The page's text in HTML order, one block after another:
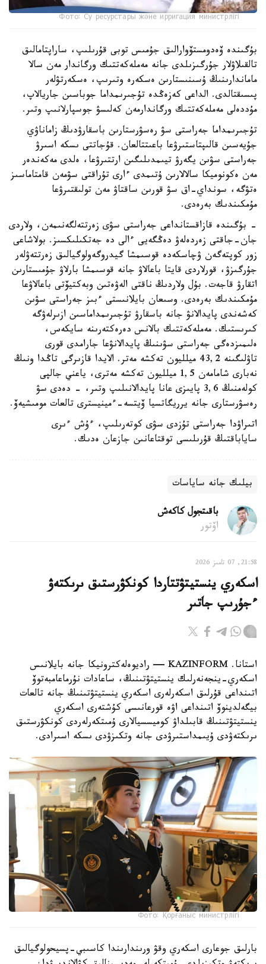
Фото: Су ресурстары және ирригация министрлігі
بۇگىندە ۆەدومستۆوارالىق جۇمىس توبى قۇرىلىپ، ساراپتامالىق
تالقىلاۋلار جۇرگىزىلدى جانە مەملەكەتتىك ورگاندار مەن سالا
ماماندارىنىڭ ۇسىنىستارىن ەسكەرە وتىرىپ، ەسكەرتۋلەر
پىسىقتالدى. الداعى كەزەڭدە تۇجىرىمداما جوباسىن جاريالاپ،
مۇددەلى مەملەكەتتىك ورگاندارمەن كەلىسۋ جوسپارلانىپ وتىر.
تۇجىرىمداما جەراستى سۋ رەسۋرستارىن باسقارۋدىڭ زاماناۋي
جۇيەسىن قالىپتاستىرۋعا باعىتتالعان. قۇجاتتى ىسكە اسىرۋ
جەراستى سۋىن يگەرۋ تيىمدىلىگىن ارتتىرۋعا، ەلدى مەكەندەر
مەن ەكونوميكا سالالارىن ۇتىمدى ءارى تۇراقتى سۋمەن قامتاماسىز
ەتۋگە، سونداي-اق سۋ قورىن ساقتاۋ مەن تولىقتىرۋعا
مۇمكىندىك بەرەدى.
- بۇگىندە قازاقستانداعى جەراستى سۋى زەرتتەلگەنىمەن، ولاردى
جان-جاقتى زەردەلەۋ دەڭگەيى ءالى دە جەتكىلىكسىز. بولاشاعى
زور كوپتەگەن ۋچاسكەدە قوسىمشا گيدروگەولوگيالىق زەرتتەۋلەر
جۇرگىزۋ، قورلاردى قايتا باعالاۋ جانە قوسىمشا بارلاۋ جۇمىستارىن
اتقارۋ قاجەت. بۇل ولاردىڭ ناقتى الەۋەتىن وبەكتيۆتى باعالاۋعا
مۇمكىندىك بەرەدى. وسىعان بايلانىستى ءبىز جەراستى سۋىن
كەشەندى پايدالانۋ جانە باسقارۋ تۇجىرىمداماسىن ازىرلەۋگە
كىرىستىك. مەملەكەتتىك بالانس دەرەكتەرىنە سايكەس،
ەلىمىزدەگى جەراستى سۋىنىڭ پايدالانۋعا جارامدى قورى
تاۋلىگىنە 43,2 ميلليون تەكشە مەتر. الايدا قازىرگى تاڭدا ونىڭ
نەبارى شامامەن 1,5 ميلليون تەكشە مەترى، ياعني جالپى
كولەمنىڭ 3,6 پايىزى عانا پايدالانىلىپ وتىر، - دەدى سۋ
رەسۋرستارى جانە يرريگاتسيا ۆيتسە-ءمينيسترى تالعات مومىشيەۆ.
اتىراۋدا جەراستى تۇزدى سۋى كوتەرىلىپ، ءۇش ءىرى
ساياباقتىڭ قۇرىلىسى توقتاعانىن جازعان ەدىك.
بيلىك جانە ساياسات
باقىتجول كاكەش
اۆتور
21:58, 07 تامىز 2026
اسكەري ينستيتۋتتاردا كونكۋرستىق ىرىكتەۋ
ءجۇرىپ جاتىر
استانا. KAZINFORM — راديوەلەكترونيكا جانە بايلانىس
اسكەري-ينجەنەرلىك ينستيتۋتىنىڭ، ساعادات نۇرماعامبەتوۆ
اتىنداعى قۇرلىق اسكەرلەرى اسكەري ينستيتۋتىنىڭ جانە تالعات
بيگەلدينوۆ اتىنداعى اۋە قورعانىسى كۇشتەرى اسكەري
ينستيتۋتىنىڭ قابىلداۋ كوميسسيالارى ۇمىتكەرلەردى كونكۋرستىق
ىرىكتەۋدى ۇيىمداستىرۋدى جانە وتكىزۋدى ىسكە اسىرادى.
Фото: Қорғаныс министрлігі
بارلىق جوعارى اسكەري وقۋ ورىندارىندا كاسىبي-پسيحولوگيالىق